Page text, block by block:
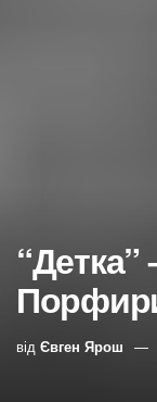
від Євген Ярош